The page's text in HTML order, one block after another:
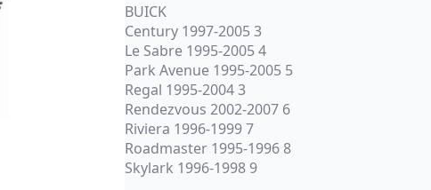
BUICK
Century 1997-2005 3
Le Sabre 1995-2005 4
Park Avenue 1995-2005 5
Regal 1995-2004 3
Rendezvous 2002-2007 6
Riviera 1996-1999 7
Roadmaster 1995-1996 8
Skylark 1996-1998 9